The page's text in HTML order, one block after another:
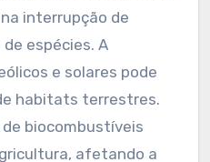
ter impactos
e nos recursos
fontes renováveis,
alterar ecossistemas